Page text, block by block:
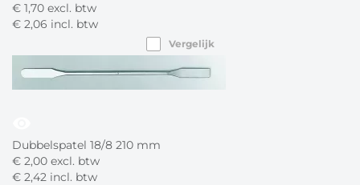
€ 1,70 excl. btw
€ 2,06 incl. btw
Vergelijk
Dubbelspatel 18/8 210 mm
€ 2,00 excl. btw
€ 2,42 incl. btw